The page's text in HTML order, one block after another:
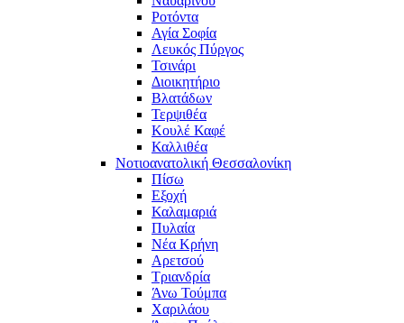
Ροτόντα
Αγία Σοφία
Λευκός Πύργος
Τσινάρι
Διοικητήριο
Βλατάδων
Τερψιθέα
Κουλέ Καφέ
Καλλιθέα
Νοτιοανατολική Θεσσαλονίκη
Πίσω
Εξοχή
Καλαμαριά
Πυλαία
Νέα Κρήνη
Αρετσού
Τριανδρία
Άνω Τούμπα
Χαριλάου